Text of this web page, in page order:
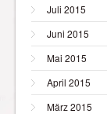
Juli 2015
Juni 2015
Mai 2015
April 2015
März 2015